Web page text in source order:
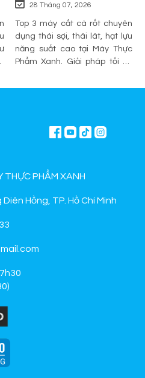
28 Tháng 07, 2026
Top 3 máy cắt cà rốt chuyên
dụng thái sợi, thái lát, hạt lựu
năng suất cao tại Máy Thực
Phẩm Xanh. Giải pháp tối ưu
nghiệp.
THỰC PHẨM XANH
Hồng, TP. Hồ Chí Minh